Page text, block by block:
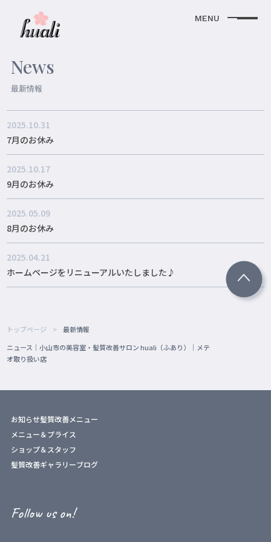
News
最新情報
2025.10.31
7月のお休み
2025.10.17
9月のお休み
2025.05.09
8月のお休み
2025.04.21
ホームページをリニューアルいたしました♪
トップページ
最新情報
ニュース｜小山市の美容室・髪質改善サロン huali（ふあり）｜メテ
オ取り扱い店
お知らせ髪質改善メニュー
メニュー＆プライス
ショップ＆スタッフ
髪質改善ギャラリーブログ
Follow us on!